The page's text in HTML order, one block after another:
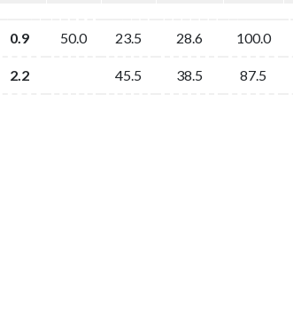
0.9 50.0 23.5 28.6 100.0
2.2 45.5 38.5 87.5